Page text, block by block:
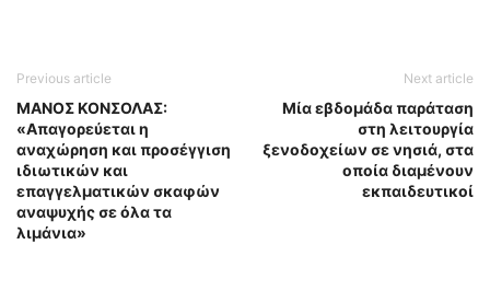
Previous article
ΜΑΝΟΣ ΚΟΝΣΟΛΑΣ:
«Απαγορεύεται η
αναχώρηση και προσέγγιση
ιδιωτικών και
επαγγελματικών σκαφών
αναψυχής σε όλα τα
λιμάνια»
Next article
Μία εβδομάδα παράταση
στη λειτουργία
ξενοδοχείων σε νησιά, στα
οποία διαμένουν
εκπαιδευτικοί